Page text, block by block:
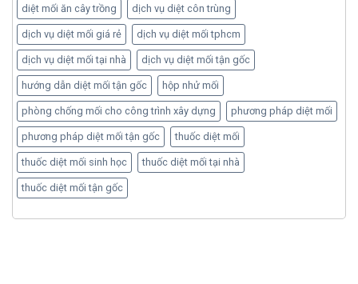
diệt mối ăn cây trồng dịch vụ diệt côn trùng
dịch vụ diệt mối giá rẻ dịch vụ diệt mối tphcm
dịch vụ diệt mối tại nhà dịch vụ diệt mối tận gốc
hướng dẫn diệt mối tận gốc hộp nhử mối
phòng chống mối cho công trình xây dựng phương pháp diệt mối
phương pháp diệt mối tận gốc thuốc diệt mối
thuốc diệt mối sinh học thuốc diệt mối tại nhà
thuốc diệt mối tận gốc